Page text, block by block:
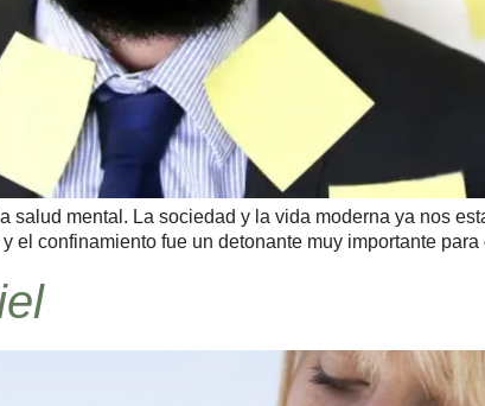
mental. La sociedad y la vida moderna ya nos
el confinamiento fue un detonante muy importante